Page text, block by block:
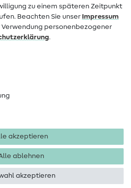
zu einem späteren Zeitpunkt
Beachten Sie unser Impressum
Verwendung personenbezogener
.
akzeptieren
ablehnen
akzeptieren
AGB